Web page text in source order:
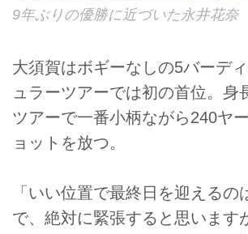
9年ぶりの優勝に近づいた永井花奈
大須賀はボギーなしの5バーデ
ュラーツアーでは初の首位。身
ツアーで一番小柄ながら240ヤ
ョットを放つ。
「いい位置で最終日を迎えるの
で、絶対に緊張すると思います